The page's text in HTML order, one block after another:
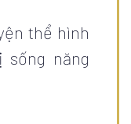
thể hình
năng